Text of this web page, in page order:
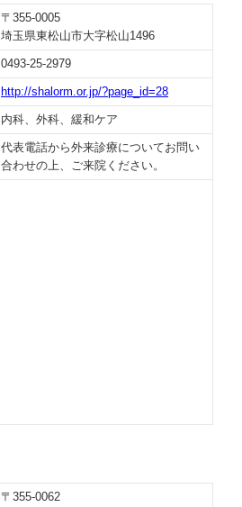
〒355-0005
埼玉県東松山市大字松山1496
0493-25-2979
http://shalorm.or.jp/?page_id=28
内科、外科、緩和ケア
代表電話から外来診療についてお問い
合わせの上、ご来院ください。
〒355-0062